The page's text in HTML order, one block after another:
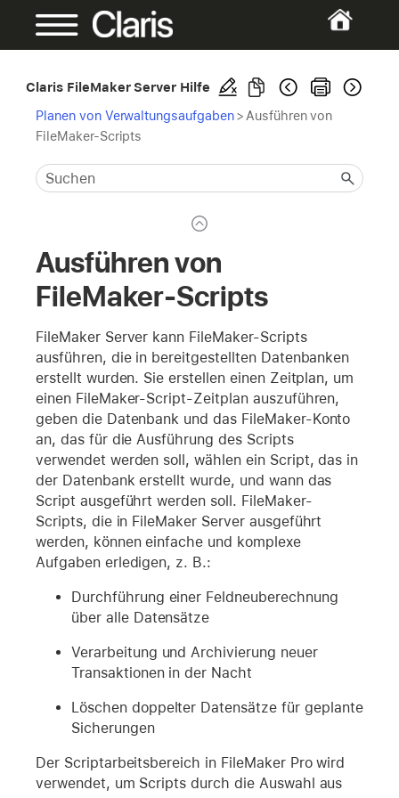
Claris FileMaker Server Hilfe
Planen von Verwaltungsaufgaben> Ausführen von
FileMaker-Scripts
Ausführen von
FileMaker-Scripts
FileMaker Server kann FileMaker-Scripts
ausführen, die in bereitgestellten Datenbanken
erstellt wurden. Sie erstellen einen Zeitplan, um
einen FileMaker-Script-Zeitplan auszuführen,
geben die Datenbank und das FileMaker-Konto
an, das für die Ausführung des Scripts
verwendet werden soll, wählen ein Script, das in
der Datenbank erstellt wurde, und wann das
Script ausgeführt werden soll. FileMaker-
Scripts, die in FileMaker Server ausgeführt
werden, können einfache und komplexe
Aufgaben erledigen, z. B.:
Durchführung einer Feldneuberechnung
über alle Datensätze
Verarbeitung und Archivierung neuer
Transaktionen in der Nacht
Löschen doppelter Datensätze für geplante
Sicherungen
Der Scriptarbeitsbereich in FileMaker Pro wird
verwendet, um Scripts durch die Auswahl aus